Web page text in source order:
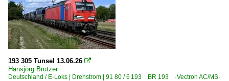
E-Loks | konventionell
6 111 BR 111 Private
6 113 BR 113 DB 112 · DB 114 E 10.12 rot/beige
6 151 BR 151 Private
193 305 Tunsel 13.06.26 
Hansjörg Brutzer
Deutschland / E-Loks | Drehstrom | 91 80 / 6 193 BR 193 ·Vectron AC/MS·